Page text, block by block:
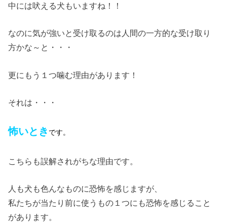
中には吠える犬もいますね！！
なのに気が強いと受け取るのは人間の一方的な受け取り
方かな～と・・・
更にもう１つ噛む理由があります！
それは・・・
怖いとき です。
こちらも誤解されがちな理由です。
人も犬も色んなものに恐怖を感じますが、
私たちが当たり前に使うもの１つにも恐怖を感じること
があります。